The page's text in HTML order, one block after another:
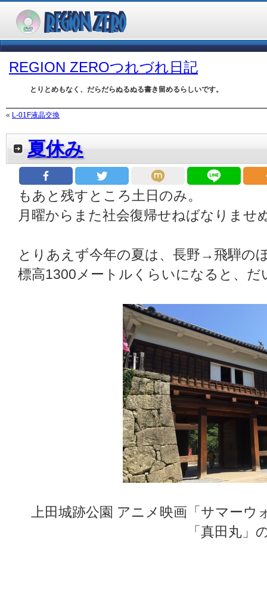
REGION ZEROつれづれ日記
とりとめもなく、だらだらぬるぬる書き留めるらしいです。
« L-01F液晶交換
夏休み
もあと残すところ土日のみ。
月曜からまた社会復帰せねばなりませ
とりあえず今年の夏は、長野→飛騨の
標高1300メートルくらいになると、
上田城跡公園 アニメ映画「サマー
「真田丸」